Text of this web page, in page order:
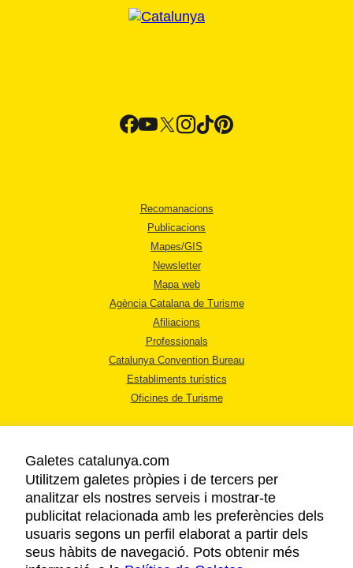
Recomanacions
Publicacions
Mapes/GIS
Newsletter
Mapa web
Agència Catalana de Turisme
Afiliacions
Professionals
Catalunya Convention Bureau
Establiments turístics
Oficines de Turisme
AVÍS LEGAL
POLÍTICA DE PRIVACITAT
COOKIES
Galetes catalunya.com
Utilitzem galetes pròpies i de tercers per
analitzar els nostres serveis i mostrar-te
publicitat relacionada amb les preferències dels
usuaris segons un perfil elaborat a partir dels
seus hàbits de navegació. Pots obtenir més